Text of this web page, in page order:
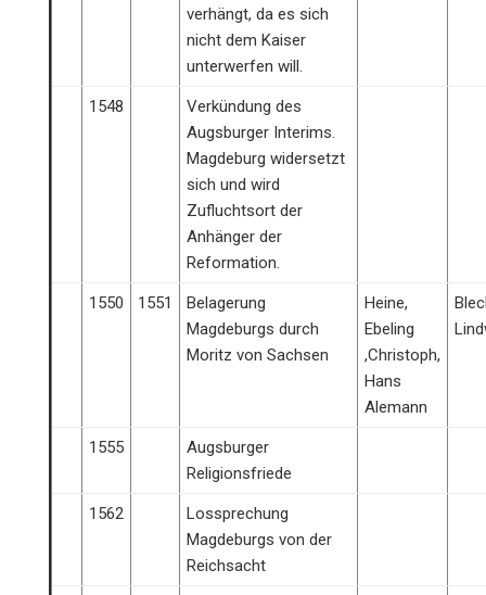
verhängt, da es sich
nicht dem Kaiser
unterwerfen will.
1548
Verkündung des
Augsburger Interims.
Magdeburg widersetzt
sich und wird
Zufluchtsort der
Anhänger der
Reformation.
1550 1551
Belagerung
Magdeburgs durch
Moritz von Sachsen
Heine,
Ebeling
,Christoph,
Hans
Alemann
1555
Augsburger
Religionsfriede
1562
Lossprechung
Magdeburgs von der
Reichsacht